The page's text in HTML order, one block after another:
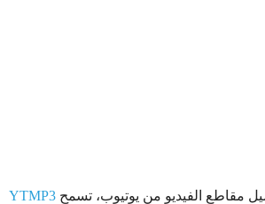
YTMP3